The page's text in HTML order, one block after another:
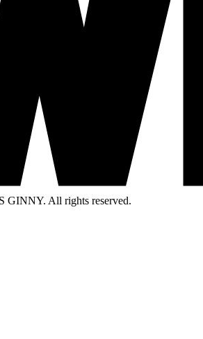
All rights reserved.